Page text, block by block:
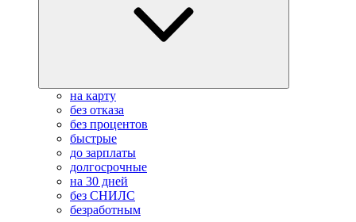
на карту
без отказа
без процентов
быстрые
до зарплаты
долгосрочные
на 30 дней
без СНИЛС
безработным